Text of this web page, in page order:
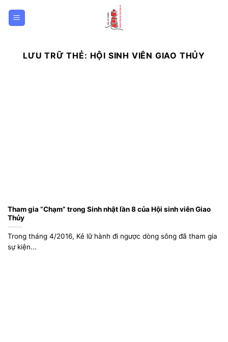
qua
LƯU TRỮ THẺ: HỘI SINH VIÊN GIAO THỦY
Tham gia “Chạm” trong Sinh nhật lần 8 của Hội sinh viên Giao
Thủy
Trong tháng 4/2016, Kẻ lữ hành đi ngược dòng sông đã tham gia
sự kiện...